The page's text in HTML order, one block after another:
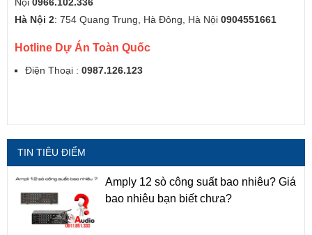
Hà Nội 2: 754 Quang Trung, Hà Đông, Hà Nội 0904551661
Hotline Dự Án Toàn Quốc
Điện Thoại : 0987.126.123
TIN TIÊU ĐIỂM
Amply 12 sò công suất bao nhiêu? Giá
bao nhiêu bạn biết chưa?